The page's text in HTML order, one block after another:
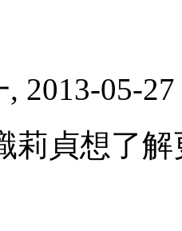
, 2013-05-
莉貞想了解